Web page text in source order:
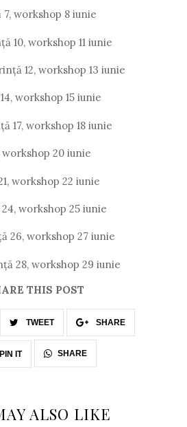
workshop 8 iunie
10, workshop 11 iunie
12, workshop 13 iunie
workshop 15 iunie
17, workshop 18 iunie
20 iunie
workshop 22 iunie
workshop 25 iunie
26, workshop 27 iunie
28, workshop 29 iunie
THIS POST
TWEET SHARE
PIN IT SHARE
ALSO LIKE